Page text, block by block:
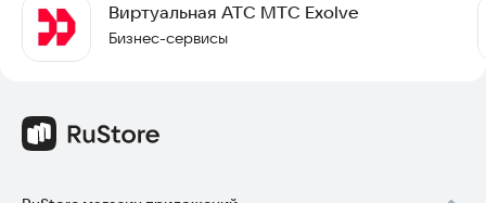
Виртуальная АТС МТС Exolve
Бизнес-сервисы